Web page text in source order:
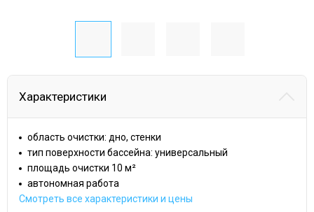
Характеристики
область очистки: дно, стенки
тип поверхности бассейна: универсальный
площадь очистки 10 м²
автономная работа
Смотреть все характеристики и цены